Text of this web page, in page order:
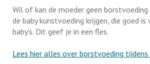
Wil of kan de moeder geen borstvoeding
de baby kunstvoeding krijgen, die goed is
baby's. Dit geef je in een fles.
Lees hier alles over borstvoeding tijdens